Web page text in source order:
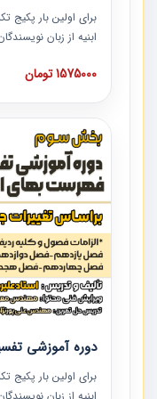
برای اولین بار پکیج
ابنیه از زبان
ردیف ها و مطالب
دوره به صورت کامل
دوره با کلام مهندس
مشاور در امر بازنگری
همکارانی که در
توصیه می کنیم از
1575000 تومان
دوره آموزشی
برای اولین بار پکیج